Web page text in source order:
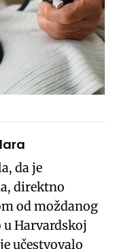
da je
direktno
od moždanog
Harvardskoj
učestvovalo